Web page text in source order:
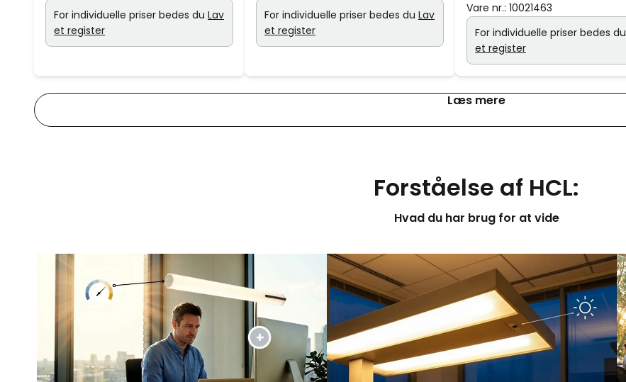
For individuelle priser bedes du Lav
et register
For individuelle priser bedes du Lav
et register
Vare nr.: 10021463
For individuelle priser bedes du
et register
Læs mere
Forståelse af HCL:
Hvad du har brug for at vide